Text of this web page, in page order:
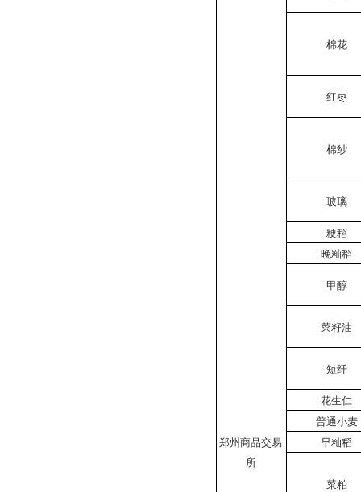
郑州商品交易
所
棉花
红枣
棉纱
玻璃
粳稻
晚籼稻
甲醇
菜籽油
短纤
花生仁
普通小麦
早籼稻
菜粕